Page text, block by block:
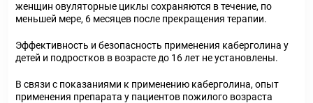
женщин овуляторные циклы сохраняются в течение, по
меньшей мере, 6 месяцев после прекращения терапии.
Эффективность и безопасность применения каберголина у
детей и подростков в возрасте до 16 лет не установлены.
В связи с показаниями к применению каберголина, опыт
применения препарата у пациентов пожилого возраста